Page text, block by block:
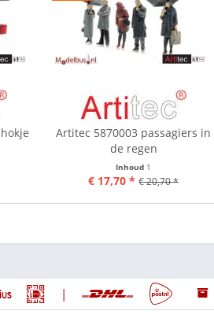
Artitec 5870003 passagiers in
de regen
Inhoud 1
€ 17,70 * € 20,70 *
|